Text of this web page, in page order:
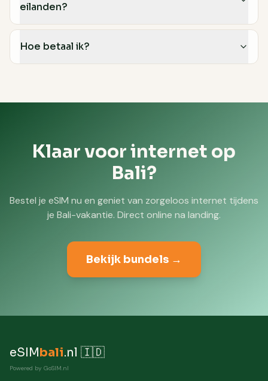
eilanden?
Hoe betaal ik?
Klaar voor internet op
Bali?
Bestel je eSIM nu en geniet van zorgeloos internet tijdens
je Bali-vakantie. Direct online na landing.
Bekijk bundels →
eSIMbali.nl 🇮🇩
Powered by GoSIM.nl